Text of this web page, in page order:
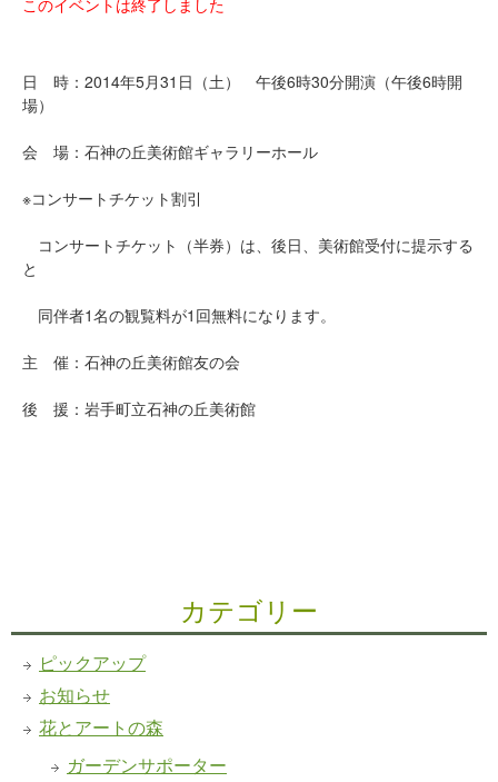
このイベントは終了しました
日 時：2014年5月31日（土） 午後6時30分開演（午後6時開
場）
会 場：石神の丘美術館ギャラリーホール
※コンサートチケット割引
コンサートチケット（半券）は、後日、美術館受付に提示する
と
同伴者1名の観覧料が1回無料になります。
主 催：石神の丘美術館友の会
後 援：岩手町立石神の丘美術館
カテゴリー
ピックアップ
お知らせ
花とアートの森
ガーデンサポーター